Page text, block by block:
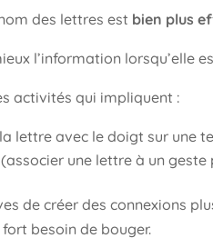
des lettres est bien plus
l’information lorsqu’elle
activités qui impliquent :
lettre avec le doigt sur une
(associer une lettre à un geste
de créer des connexions
besoin de bouger.